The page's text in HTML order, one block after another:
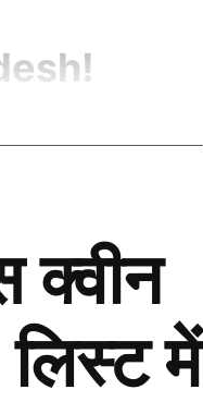
क्वीन
लिस्ट में